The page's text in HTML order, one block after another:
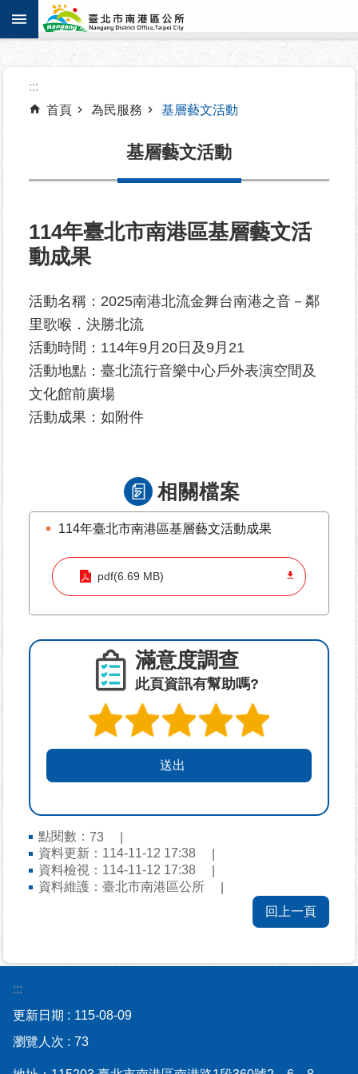
跳到主要內容區塊
進
階
搜
關
介
紹
認
識
南
港
為
民
里
資
源
prevention
申
請
案
件
礙
性
:::
首頁
為民服務 基層藝文活動
基層藝文活動
114年臺北市南港區基層藝文活
動成果
活動名稱：2025南港北流金舞台南港之音－鄰
里歌喉．決勝北流
活動時間：114年9月20日及9月21
活動地點：臺北流行音樂中心戶外表演空間及
文化館前廣場
活動成果：如附件
相關檔案
114年臺北市南港區基層藝文活動成果
pdf(6.69 MB)
滿意度調查
此頁資訊有幫助嗎?
點閱數： 73
資料更新：114-11-12 17:38
資料檢視：114-11-12 17:38
資料維護：臺北市南港區公所
回上一頁
:::
更新日期
115-08-09
瀏覽人次
73